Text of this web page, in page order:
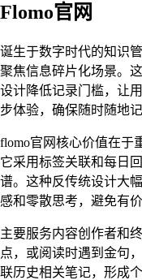
Flomo官网
诞生于数字时代的知识
聚焦信息碎片化场景。
设计降低记录门槛，让
步体验，确保随时随地记
flomo官网核心价值在于
它采用标签关联和每日
谱。这种反传统设计大
感和零散思考，避免有
主要服务内容创作者和
点，或阅读时遇到金句
联历史相关笔记，形成